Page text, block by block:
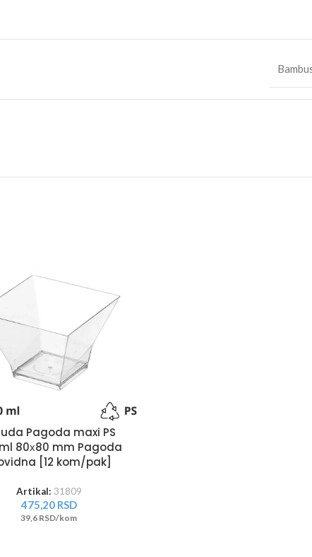
Pagoda maxi PS
80х80 mm Pagoda
[12 kom/pak]
Artikal: 31809
475,20 RSD
39,6 RSD/kom